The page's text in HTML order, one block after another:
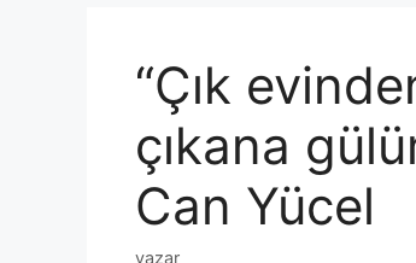
“Çık
çıkana
Can Yücel
yazar